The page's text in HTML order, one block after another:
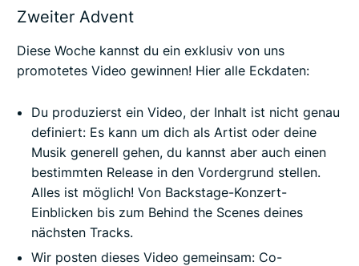
Zweiter Advent
Diese Woche kannst du ein exklusiv von uns
promotetes Video gewinnen! Hier alle Eckdaten:
Du produzierst ein Video, der Inhalt ist nicht genau
definiert: Es kann um dich als Artist oder deine
Musik generell gehen, du kannst aber auch einen
bestimmten Release in den Vordergrund stellen.
Alles ist möglich! Von Backstage-Konzert-
Einblicken bis zum Behind the Scenes deines
nächsten Tracks.
Wir posten dieses Video gemeinsam: Co-